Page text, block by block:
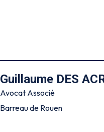
Guillaume DES
Avocat Associé
Barreau de Rouen